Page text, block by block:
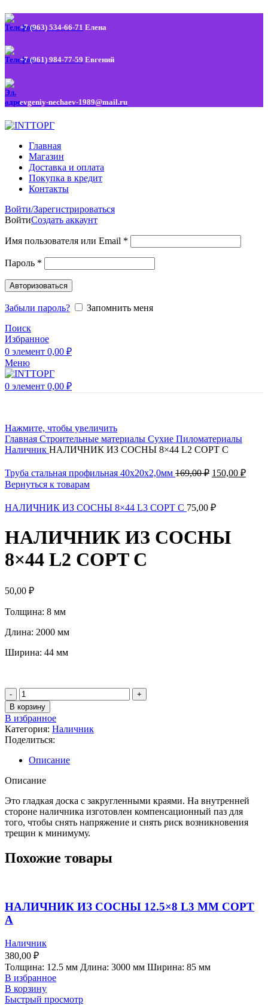
+7 (963) 534-66-71 Елена
+7 (961) 984-77-59 Евгений
evgeniy-nechaev-1989@mail.ru
Главная
Магазин
Доставка и оплата
Покупка в кредит
Контакты
Войти/Зарегистрироваться
ВойтиСоздать аккаунт
Имя пользователя или Email *
Пароль *
Авторизоваться
Забыли пароль?
Запомнить меня
Поиск
Избранное
0 элемент 0,00 ₽
Меню
0 элемент 0,00 ₽
Нажмите, чтобы увеличить
Главная Строительные материалы Сухие Пиломатериалы
Наличник НАЛИЧНИК ИЗ СОСНЫ 8×44 L2 СОРT C
Труба стальная профильная 40х20х2,0мм 169,00₽ 150,00 ₽
Вернуться к товарам
НАЛИЧНИК ИЗ СОСНЫ 8×44 L3 СОРТ C 75,00 ₽
НАЛИЧНИК ИЗ СОСНЫ
8×44 L2 СОРT C
50,00 ₽
Толщина: 8 мм
Длина: 2000 мм
Ширина: 44 мм
В корзину
В избранное
Категория: Наличник
Поделиться:
Описание
Описание
Это гладкая доска с закругленными краями. На внутренней
стороне наличника изготовлен компенсационный паз для
того, чтобы снять напряжение и снять риск возникновения
трещин к минимуму.
Похожие товары
НАЛИЧНИК ИЗ СОСНЫ 12.5×8 L3 ММ СОРТ
А
Наличник
380,00 ₽
Толщина: 12.5 мм Длина: 3000 мм Ширина: 85 мм
В избранное
В корзину
Быстрый просмотр